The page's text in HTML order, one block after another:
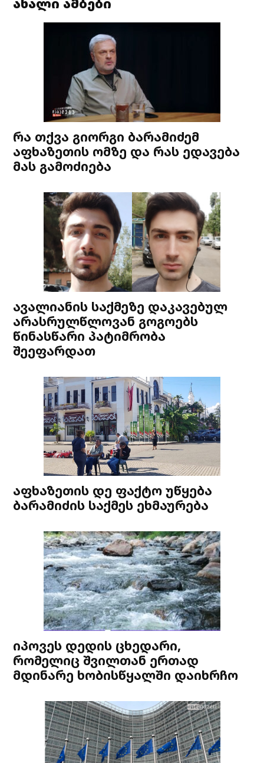
ახალი ამბები
რა თქვა გიორგი ბარამიძემ
აფხაზეთის ომზე და რას ედავება
მას გამოძიება
ავალიანის საქმეზე დაკავებულ
არასრულწლოვან გოგოებს
წინასწარი პატიმრობა
შეეფარდათ
აფხაზეთის დე ფაქტო უწყება
ბარამიძის საქმეს ეხმაურება
იპოვეს დედის ცხედარი,
რომელიც შვილთან ერთად
მდინარე ხობისწყალში დაიხრჩო